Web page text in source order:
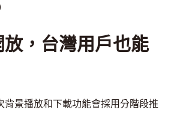
，台灣用戶也能
背景播放和下載功能會採用分階段推